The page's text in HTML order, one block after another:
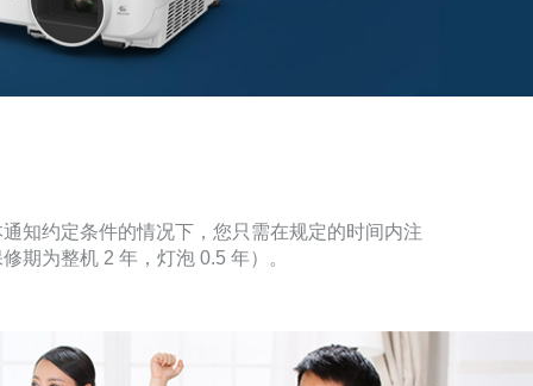
知约定条件的情况下，您只需在规定的时间内注
期为整机 2 年，灯泡 0.5 年）。